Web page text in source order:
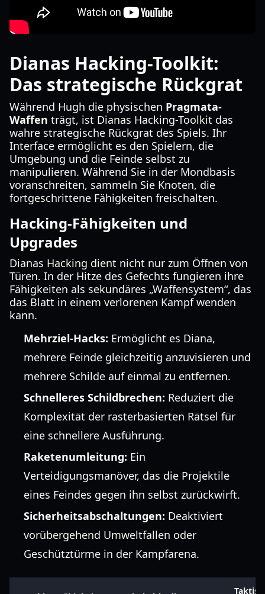
Dianas Hacking-Toolkit:
Das strategische Rückgrat
Während Hugh die physischen Pragmata-
Waffen trägt, ist Dianas Hacking-Toolkit das
wahre strategische Rückgrat des Spiels. Ihr
Interface ermöglicht es den Spielern, die
Umgebung und die Feinde selbst zu
manipulieren. Während Sie in der Mondbasis
voranschreiten, sammeln Sie Knoten, die
fortgeschrittene Fähigkeiten freischalten.
Hacking-Fähigkeiten und
Upgrades
Dianas Hacking dient nicht nur zum Öffnen von
Türen. In der Hitze des Gefechts fungieren ihre
Fähigkeiten als sekundäres „Waffensystem“, das
das Blatt in einem verlorenen Kampf wenden
kann.
Mehrziel-Hacks: Ermöglicht es Diana,
mehrere Feinde gleichzeitig anzuvisieren und
mehrere Schilde auf einmal zu entfernen.
Schnelleres Schildbrechen: Reduziert die
Komplexität der rasterbasierten Rätsel für
eine schnellere Ausführung.
Raketenumleitung: Ein
Verteidigungsmanöver, das die Projektile
eines Feindes gegen ihn selbst zurückwirft.
Sicherheitsabschaltungen: Deaktiviert
vorübergehend Umweltfallen oder
Geschütztürme in der Kampfarena.